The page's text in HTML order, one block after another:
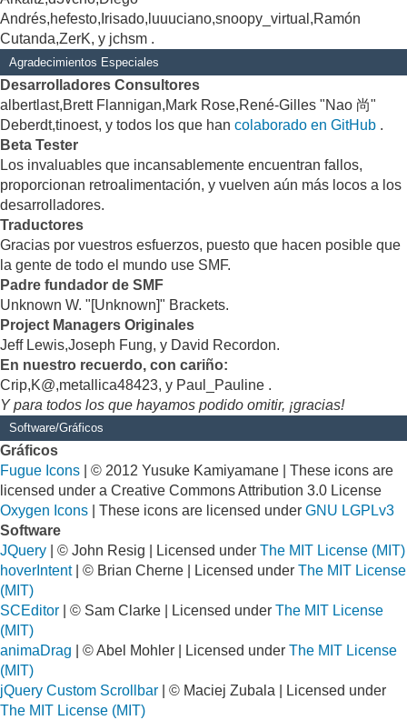
Andrés,hefesto,Irisado,luuuciano,snoopy_virtual,Ramón
Cutanda,ZerK, y jchsm .
Agradecimientos Especiales
Desarrolladores Consultores
albertlast,Brett Flannigan,Mark Rose,René-Gilles "Nao 尚"
Deberdt,tinoest, y todos los que han colaborado en GitHub .
Beta Tester
Los invaluables que incansablemente encuentran fallos,
proporcionan retroalimentación, y vuelven aún más locos a los
desarrolladores.
Traductores
Gracias por vuestros esfuerzos, puesto que hacen posible que
la gente de todo el mundo use SMF.
Padre fundador de SMF
Unknown W. "[Unknown]" Brackets.
Project Managers Originales
Jeff Lewis,Joseph Fung, y David Recordon.
En nuestro recuerdo, con cariño:
Crip,K@,metallica48423, y Paul_Pauline .
Y para todos los que hayamos podido omitir, ¡gracias!
Software/Gráficos
Gráficos
Fugue Icons | © 2012 Yusuke Kamiyamane | These icons are
licensed under a Creative Commons Attribution 3.0 License
Oxygen Icons | These icons are licensed under GNU LGPLv3
Software
JQuery | © John Resig | Licensed under The MIT License (MIT)
hoverIntent| © Brian Cherne | Licensed under The MIT License
(MIT)
SCEditor | © Sam Clarke | Licensed under The MIT License
(MIT)
animaDrag | © Abel Mohler | Licensed under The MIT License
(MIT)
jQuery Custom Scrollbar | © Maciej Zubala | Licensed under
The MIT License (MIT)